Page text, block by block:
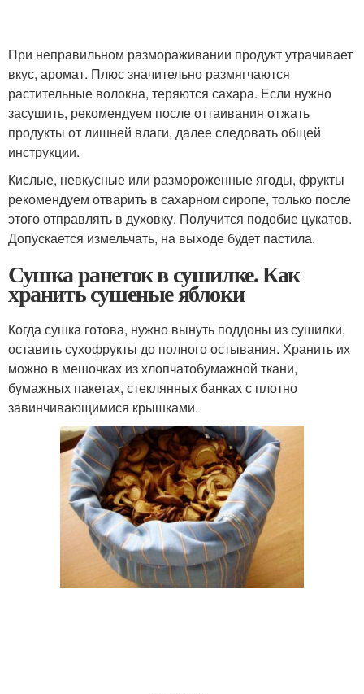
При неправильном размораживании продукт утрачивает
вкус, аромат. Плюс значительно размягчаются
растительные волокна, теряются сахара. Если нужно
засушить, рекомендуем после оттаивания отжать
продукты от лишней влаги, далее следовать общей
инструкции.
Кислые, невкусные или размороженные ягоды, фрукты
рекомендуем отварить в сахарном сиропе, только после
этого отправлять в духовку. Получится подобие цукатов.
Допускается измельчать, на выходе будет пастила.
Сушка ранеток в сушилке. Как
хранить сушеные яблоки
Когда сушка готова, нужно вынуть поддоны из сушилки,
оставить сухофрукты до полного остывания. Хранить их
можно в мешочках из хлопчатобумажной ткани,
бумажных пакетах, стеклянных банках с плотно
завинчивающимися крышками.